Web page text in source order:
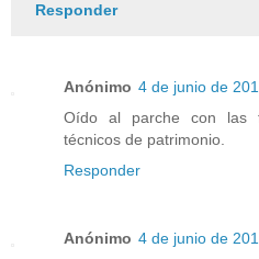
Responder
Anónimo 4 de junio de
Oído al parche con las
técnicos de patrimonio.
Responder
Anónimo 4 de junio de